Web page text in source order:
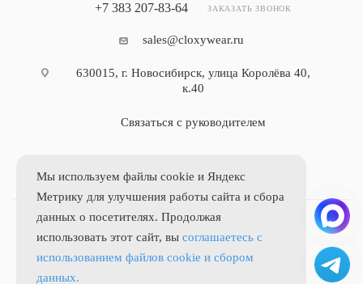
+7 383 207-83-64 ЗАКАЗАТЬ ЗВОНОК
sales@cloxywear.ru
630015, г. Новосибирск, улица Королёва 40,
к.40
Связаться с руководителем
© CLOXYWEAR, 2026
Мы используем файлы cookie и Яндекс
Метрику для улучшения работы сайта и сбора
данных о посетителях. Продолжая
использовать этот сайт, вы соглашаетесь с
использованием файлов cookie и сбором
данных.